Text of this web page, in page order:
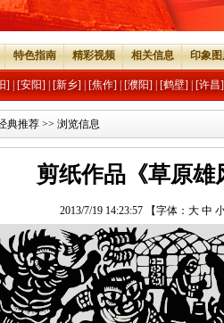
特色指南 精彩视频 相关信息 印象
] [安阳] [新乡] [焦作] [濮阳] [鹤壁] [许昌]
典推荐 >> 浏览信息
剪纸作品《草原雄
2013/7/19 14:23:57 【字体： 大 中